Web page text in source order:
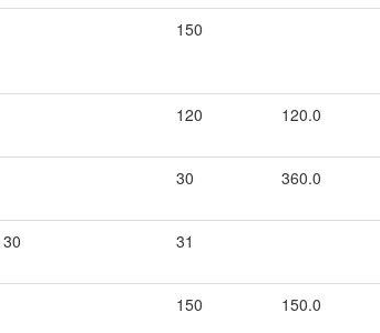
150
120 120.0
30 360.0
30 31
150 150.0